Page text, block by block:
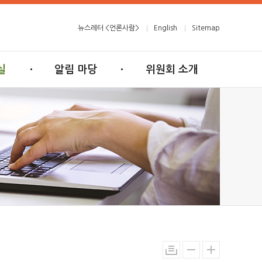
뉴스레터 <언론사람> English Sitemap
알림 마당 위원회 소개